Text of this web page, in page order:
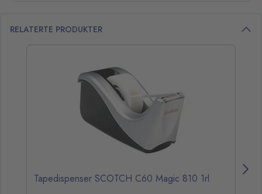
RELATERTE PRODUKTER
Tapedispenser SCOTCH C60 Magic 810 1rl